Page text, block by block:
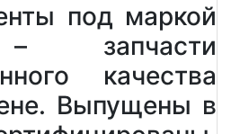
под маркой
запчасти
качества
Выпущены в